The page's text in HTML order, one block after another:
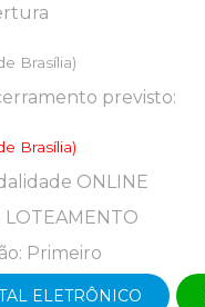
Brasília)
previsto:
Brasília)
ONLINE
LOTEAMENTO
Primeiro
ELETRÔNICO